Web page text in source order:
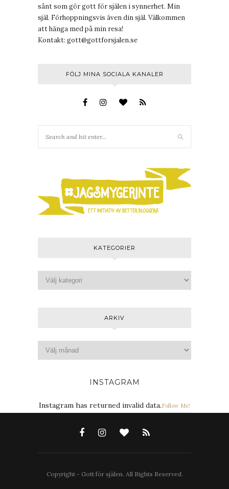
sånt som gör gott för själen i synnerhet. Min
själ. Förhoppningsvis även din själ. Välkommen
att hänga med på min resa!
Kontakt: gott@gottforsjalen.se
FÖLJ MINA SOCIALA KANALER
KATEGORIER
ARKIV
INSTAGRAM
Instagram has returned invalid data.Follow Me!
Copyright - Gott för själen. All Rights Reserved.